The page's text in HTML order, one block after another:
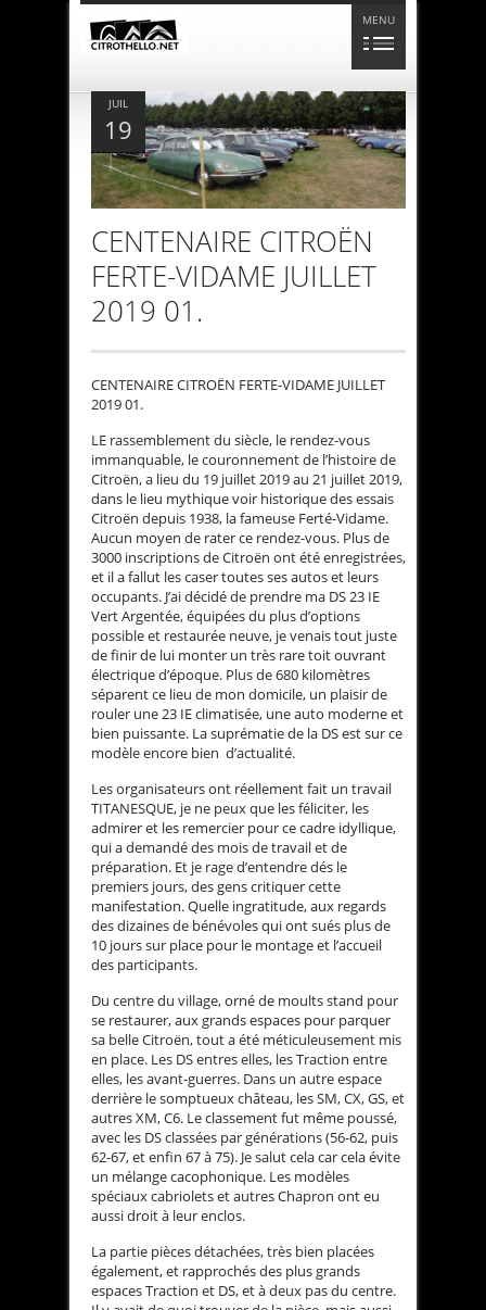
MENU
JUIL
19
CENTENAIRE CITROËN
FERTE-VIDAME JUILLET
2019 01.
CENTENAIRE CITROËN FERTE-VIDAME JUILLET
2019 01.
LE rassemblement du siècle, le rendez-vous
immanquable, le couronnement de l’histoire de
Citroën, a lieu du 19 juillet 2019 au 21 juillet 2019,
dans le lieu mythique voir historique des essais
Citroën depuis 1938, la fameuse Ferté-Vidame.
Aucun moyen de rater ce rendez-vous. Plus de
3000 inscriptions de Citroën ont été enregistrées,
et il a fallut les caser toutes ses autos et leurs
occupants. J’ai décidé de prendre ma DS 23 IE
Vert Argentée, équipées du plus d’options
possible et restaurée neuve, je venais tout juste
de finir de lui monter un très rare toit ouvrant
électrique d’époque. Plus de 680 kilomètres
séparent ce lieu de mon domicile, un plaisir de
rouler une 23 IE climatisée, une auto moderne et
bien puissante. La suprématie de la DS est sur ce
modèle encore bien d’actualité.
Les organisateurs ont réellement fait un travail
TITANESQUE, je ne peux que les féliciter, les
admirer et les remercier pour ce cadre idyllique,
qui a demandé des mois de travail et de
préparation. Et je rage d’entendre dés le
premiers jours, des gens critiquer cette
manifestation. Quelle ingratitude, aux regards
des dizaines de bénévoles qui ont sués plus de
10 jours sur place pour le montage et l’accueil
des participants.
Du centre du village, orné de moults stand pour
se restaurer, aux grands espaces pour parquer
sa belle Citroën, tout a été méticuleusement mis
en place. Les DS entres elles, les Traction entre
elles, les avant-guerres. Dans un autre espace
derrière le somptueux château, les SM, CX, GS, et
autres XM, C6. Le classement fut même poussé,
avec les DS classées par générations (56-62, puis
62-67, et enfin 67 à 75). Je salut cela car cela évite
un mélange cacophonique. Les modèles
spéciaux cabriolets et autres Chapron ont eu
aussi droit à leur enclos.
La partie pièces détachées, très bien placées
également, et rapprochés des plus grands
espaces Traction et DS, et à deux pas du centre.